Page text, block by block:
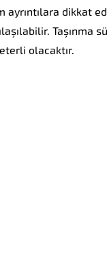
ayrıntılara dikkat
Taşınma
olacaktır.